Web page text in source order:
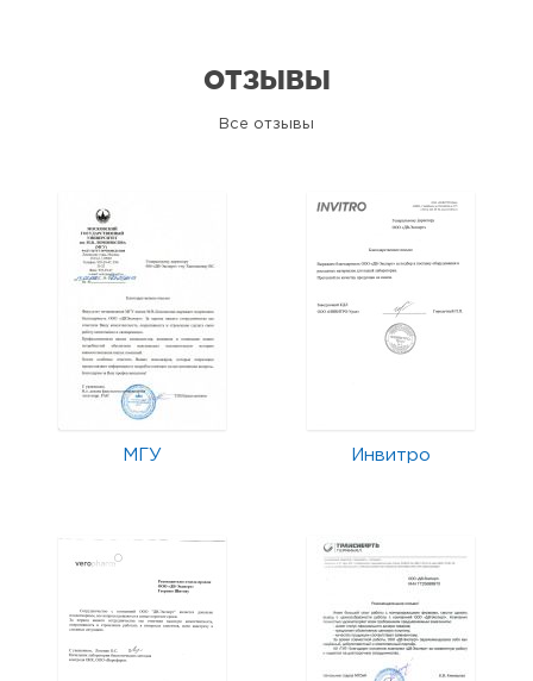
ОТЗЫВЫ
Все отзывы
МГУ Инвитро